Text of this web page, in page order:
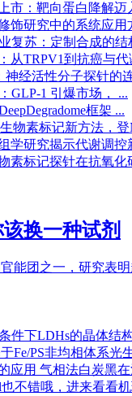
市：靶向蛋白降解迈
饰研究中的系统应用
复苏：定制合成的结
从TRPV1到抗癌与
神经活性分子探针的
GLP-1 引爆市场， ...
框架 ...
物素标记新方法，登
学研究揭示代谢调控
素标记探针在抗氧化
换一种试剂
能团之一，研究表
气相法白炭黑